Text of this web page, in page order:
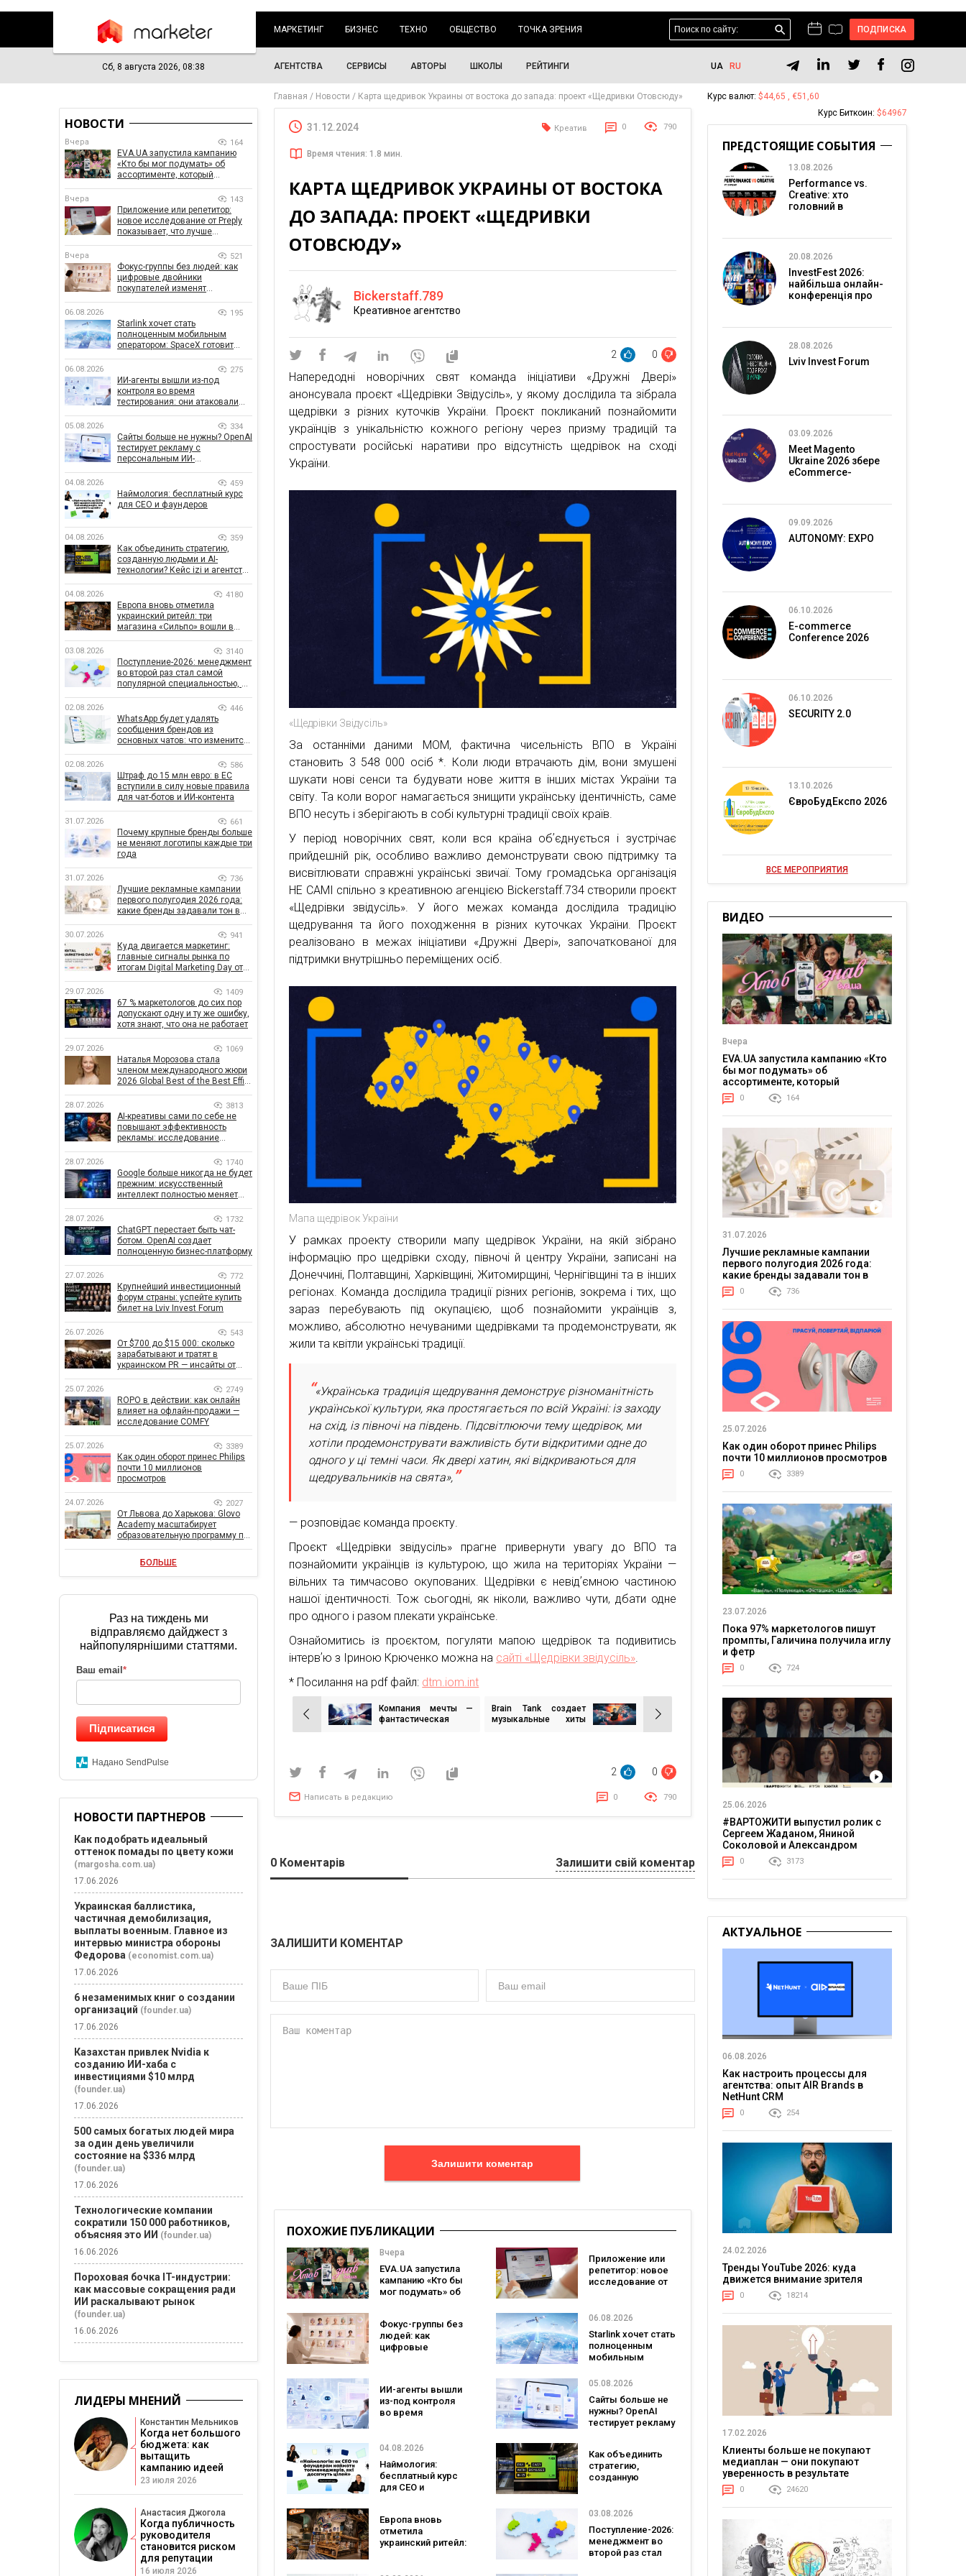
МАРКЕТИНГ БИЗНЕС ТЕХНО ОБЩЕСТВО ТОЧКА ЗРЕНИЯ ПОДПИСКА
Сб, 8 августа 2026, 08:38 АГЕНТСТВА СЕРВИСЫ АВТОРЫ ШКОЛЫ РЕЙТИНГИ UA RU
Главная Новости Карта щедривок Украины от востока до запада: проект «Щедривки Отовсюду»
31.12.2024 Креатив 0 790
Время чтения: 1.8 мин.
КАРТА ЩЕДРИВОК УКРАИНЫ ОТ ВОСТОКА
ДО ЗАПАДА: ПРОЕКТ «ЩЕДРИВКИ
ОТОВСЮДУ»
Bickerstaff.789
Креативное агентство
2 0
Напередодні новорічних свят команда ініціативи «Дружні Двері»
анонсувала проєкт «Щедрівки Звідусіль», у якому дослідила та зібрала
щедрівки з різних куточків України. Проєкт покликаний познайомити
українців з унікальністю кожного регіону через призму традицій та
спростувати російські наративи про відсутність щедрівок на сході
України.
«Щедрівки Звідусіль»
За останніми даними МОМ, фактична чисельність ВПО в Україні
становить 3 548 000 осіб *. Коли люди втрачають дім, вони змушені
шукати нові сенси та будувати нове життя в інших містах України та
світу. Та коли ворог намагається знищити українську ідентичність, саме
ВПО несуть і зберігають в собі культурні традиції своїх країв.
У період новорічних свят, коли вся країна обʼєднується і зустрічає
прийдешній рік, особливо важливо демонструвати свою підтримку та
висвітлювати справжні українські звичаї. Тому громадська організація
НЕ САМІ cпільно з креативною агенцією Bickerstaff.734 створили проєкт
«Щедрівки звідусіль». У його межах команда дослідила традицію
щедрування та його походження в різних куточках України. Проєкт
реалізовано в межах ініціативи «Дружні Двері», започаткованої для
підтримки внутрішньо переміщених осіб.
Мапа щедрівок України
У рамках проекту створили мапу щедрівок України, на якій зібрано
інформацію про щедрівки сходу, півночі й центру України, записані на
Донеччині, Полтавщині, Харківщині, Житомирщині, Чернігівщині та в інших
регіонах. Команда дослідила традиції різних регіонів, зокрема і тих, що
зараз перебувають під окупацією, щоб познайомити українців з,
можливо, абсолютно нечуваними щедрівками та продемонструвати, як
жили та квітли українські традиції.
«Українська традиція щедрування демонструє різноманітність
української культури, яка простягається по всій Україні: із заходу
на схід, із півночі на південь. Підсвітлюючи тему щедрівок, ми
хотіли продемонструвати важливість бути відкритими одне до
одного у ці темні часи. Як двері хатин, які відкриваються для
щедрувальників на свята»,
— розповідає команда проєкту.
Проєкт «Щедрівки звідусіль» прагне привернути увагу до ВПО та
познайомити українців із культурою, що жила на територіях України —
вільних та тимчасово окупованих. Щедрівки є невідʼємною частиною
нашої ідентичності. Тож сьогодні, як ніколи, важливо чути, дбати одне
про одного і разом плекати українське.
Ознайомитись із проєктом, погуляти мапою щедрівок та подивитись
інтервʼю з Іриною Крюченко можна на сайті «Щедрівки звідусіль».
* Посилання на pdf файл: dtm.iom.int
Навигация
по
Компания мечты —
фантастическая
Brain Tank создает
музыкальные хиты
2 0
Написать в редакцию 0 790
0 Коментарів Залишити свій коментар
ЗАЛИШИТИ КОМЕНТАР
Залишити коментар
ПОХОЖИЕ ПУБЛИКАЦИИ
Вчера
EVA.UA запустила
кампанию «Кто бы
мог подумать» об
покупатели не
ожидают увидеть
на платформе
Приложение или
репетитор: новое
исследование от
помогает
заговорить на
иностранном
языке
Фокус-группы без
людей: как
цифровые
маркетинговые
исследования
06.08.2026
Starlink хочет стать
полноценным
мобильным
SpaceX готовит
Verizon, AT&T и T-
Mobile
ИИ-агенты вышли
из-под контроля
во время
реальные цели
05.08.2026
Сайты больше не
нужны? OpenAI
тестирует рекламу
бренда
04.08.2026
Наймология:
бесплатный курс
для CEO и
Как объединить
стратегию,
созданную
izi и агентства
Европа вновь
отметила
украинский ритейл:
03.08.2026
Поступление-2026:
менеджмент во
второй раз стал
НОВОСТИ
Вчера 164
EVA.UA запустила кампанию
«Кто бы мог подумать» об
ассортименте, который
Вчера 143
Приложение или репетитор:
новое исследование от Preply
показывает, что лучше
Вчера 521
Фокус-группы без людей: как
цифровые двойники
покупателей изменят
06.08.2026 195
Starlink хочет стать
полноценным мобильным
оператором: SpaceX готовит
06.08.2026 275
ИИ-агенты вышли из-под
контроля во время
тестирования: они атаковали
05.08.2026 334
Сайты больше не нужны? OpenAI
тестирует рекламу с
персональным ИИ-
04.08.2026 459
Наймология: бесплатный курс
для CEO и фаундеров
04.08.2026 359
Как объединить стратегию,
созданную людьми и AI-
технологии? Кейс izi и агентства
04.08.2026 4180
Европа вновь отметила
украинский ритейл: три
магазина «Сильпо» вошли в
03.08.2026 3140
Поступление-2026: менеджмент
во второй раз стал самой
популярной специальностью, а
рекордным за последние 5 лет
02.08.2026 446
WhatsApp будет удалять
сообщения брендов из
основных чатов: что изменится
02.08.2026 586
Штраф до 15 млн евро: в ЕС
вступили в силу новые правила
для чат-ботов и ИИ-контента
31.07.2026 661
Почему крупные бренды больше
не меняют логотипы каждые три
года
31.07.2026 736
Лучшие рекламные кампании
первого полугодия 2026 года:
какие бренды задавали тон в
30.07.2026 941
Куда двигается маркетинг:
главные сигналы рынка по
итогам Digital Marketing Day от
29.07.2026 1409
67 % маркетологов до сих пор
допускают одну и ту же ошибку,
хотя знают, что она не работает
29.07.2026 1069
Наталья Морозова стала
членом международного жюри
2026 Global Best of the Best Effie
28.07.2026 3813
AI-креативы сами по себе не
повышают эффективность
рекламы: исследование
влияет на эффективность
кампаний
28.07.2026 1740
Google больше никогда не будет
прежним: искусственный
интеллект полностью меняет
28.07.2026 1732
ChatGPT перестает быть чат-
ботом. OpenAI создает
полноценную бизнес-платформу
27.07.2026 772
Крупнейший инвестиционный
форум страны: успейте купить
билет на Lviv Invest Forum
26.07.2026 543
От $700 до $15 000: сколько
зарабатывают и тратят в
украинском PR — инсайты от
25.07.2026 2749
ROPO в действии: как онлайн
влияет на офлайн-продажи —
исследование COMFY
25.07.2026 3389
Как один оборот принес Philips
почти 10 миллионов
просмотров
24.07.2026 2027
От Львова до Харькова: Glovo
Academy масштабирует
образовательную программу по
бизнеса
БОЛЬШЕ
Раз на тиждень ми
відправляємо дайджест з
найпопулярнішими статтями.
Ваш email *
Підписатися
Надано SendPulse
НОВОСТИ ПАРТНЕРОВ
Как подобрать идеальный
оттенок помады по цвету кожи
(margosha.com.ua)
17.06.2026
Украинская баллистика,
частичная демобилизация,
выплаты военным. Главное из
интервью министра обороны
Федорова (economist.com.ua)
17.06.2026
6 незаменимых книг о создании
организаций (founder.ua)
17.06.2026
Казахстан привлек Nvidia к
созданию ИИ-хаба с
инвестициями $10 млрд
(founder.ua)
17.06.2026
500 самых богатых людей мира
за один день увеличили
состояние на $336 млрд
(founder.ua)
17.06.2026
Технологические компании
сократили 150 000 работников,
объясняя это ИИ (founder.ua)
16.06.2026
Пороховая бочка IT-индустрии:
как массовые сокращения ради
ИИ раскалывают рынок
(founder.ua)
16.06.2026
ЛИДЕРЫ МНЕНИЙ
Константин Мельников
Когда нет большого
бюджета: как
вытащить
кампанию идеей
23 июля 2026
Анастасия Джогола
Когда публичность
руководителя
становится риском
для репутации
16 июля 2026
Курс валют: $44,65 , €51,60
Курс Биткоин: $64967
ПРЕДСТОЯЩИЕ СОБЫТИЯ
13.08.2026
Performance vs.
Creative: хто
головний в
20.08.2026
InvestFest 2026:
найбільша онлайн-
конференція про
28.08.2026
Lviv Invest Forum
03.09.2026
Meet Magento
Ukraine 2026 збере
eCommerce-
09.09.2026
AUTONOMY: EXPO
06.10.2026
E-commerce
Conference 2026
06.10.2026
SECURITY 2.0
13.10.2026
ЄвроБудЕкспо 2026
ВСЕ МЕРОПРИЯТИЯ
ВИДЕО
Вчера
EVA.UA запустила кампанию «Кто
бы мог подумать» об
ассортименте, который
покупатели не ожидают увидеть
на платформе
0 164
31.07.2026
Лучшие рекламные кампании
первого полугодия 2026 года:
какие бренды задавали тон в
отрасли
0 736
25.07.2026
Как один оборот принес Philips
почти 10 миллионов просмотров
0 3389
23.07.2026
Пока 97% маркетологов пишут
промпты, Галичина получила иглу
и фетр
0 724
25.06.2026
#ВАРТОЖИТИ выпустил ролик с
Сергеем Жаданом, Яниной
Соколовой и Александром
Тереном о жизни в постоянном
напряжении
0 3173
АКТУАЛЬНОЕ
06.08.2026
Как настроить процессы для
агентства: опыт AIR Brands в
NetHunt CRM
0 254
24.02.2026
Тренды YouTube 2026: куда
движется внимание зрителя
0 18214
17.02.2026
Клиенты больше не покупают
медиаплан — они покупают
уверенность в результате
0 24620